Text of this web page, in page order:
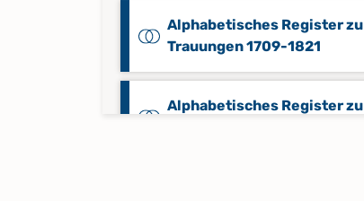
Alphabetisches Register zu
Trauungen 1709-1821
Alphabetisches Register zu